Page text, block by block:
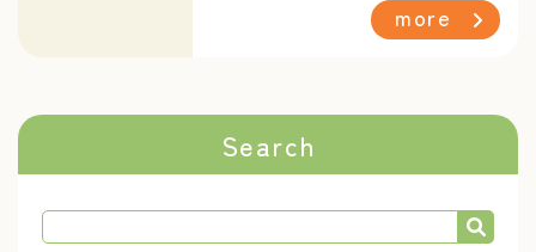
more
Search